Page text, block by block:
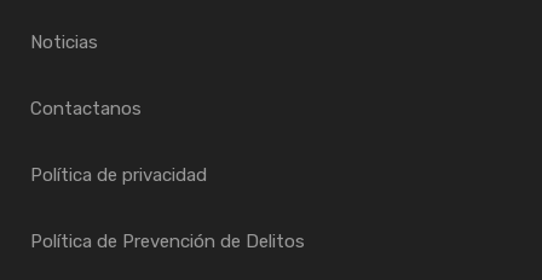
Noticias
Contactanos
Política de privacidad
Política de Prevención de Delitos